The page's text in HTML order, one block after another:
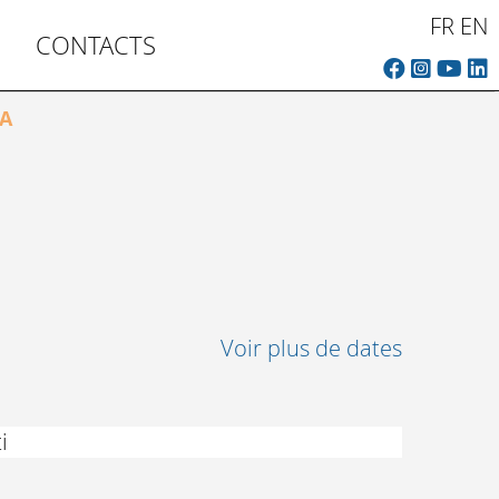
CONTACTS
FR EN
Voir plus de dates